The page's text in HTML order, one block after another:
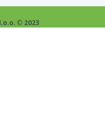
© 2023